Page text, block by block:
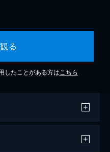
る
したことがある方は こちら